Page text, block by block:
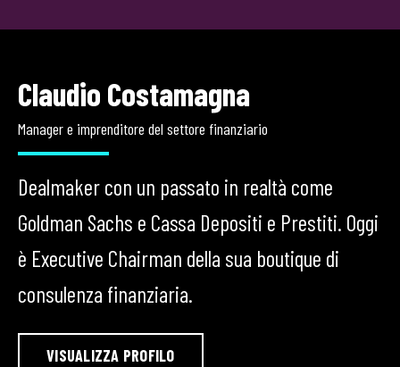
Claudio Costamagna
Manager e imprenditore del settore finanziario
Dealmaker con un passato in realtà come
Goldman Sachs e Cassa Depositi e Prestiti. Oggi
è Executive Chairman della sua boutique di
consulenza finanziaria.
VISUALIZZA PROFILO